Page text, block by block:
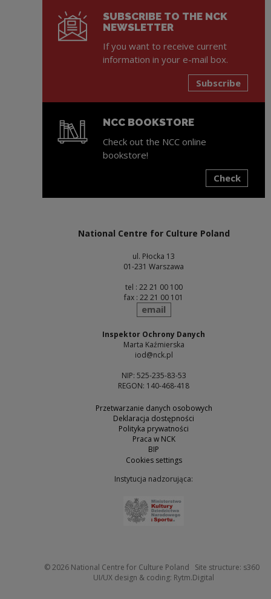
SUBSCRIBE TO THE NCK
NEWSLETTER
If you want to receive current
information in your e-mail box.
Subscribe
NCC BOOKSTORE
Check out the NCC online
bookstore!
Check
National Centre for Culture Poland
ul. Płocka 13
01-231 Warszawa
tel : 22 21 00 100
fax : 22 21 00 101
send
email
Inspektor Ochrony Danych
Marta Kaźmierska
iod@nck.pl
NIP: 525-235-83-53
REGON: 140-468-418
Przetwarzanie danych osobowych
Deklaracja dostępności
Polityka prywatności
Praca w NCK
BIP
Cookies settings
Instytucja nadzorująca:
© 2026 National Centre for Culture Poland Site structure: s360
UI/UX design & coding: Rytm.Digital